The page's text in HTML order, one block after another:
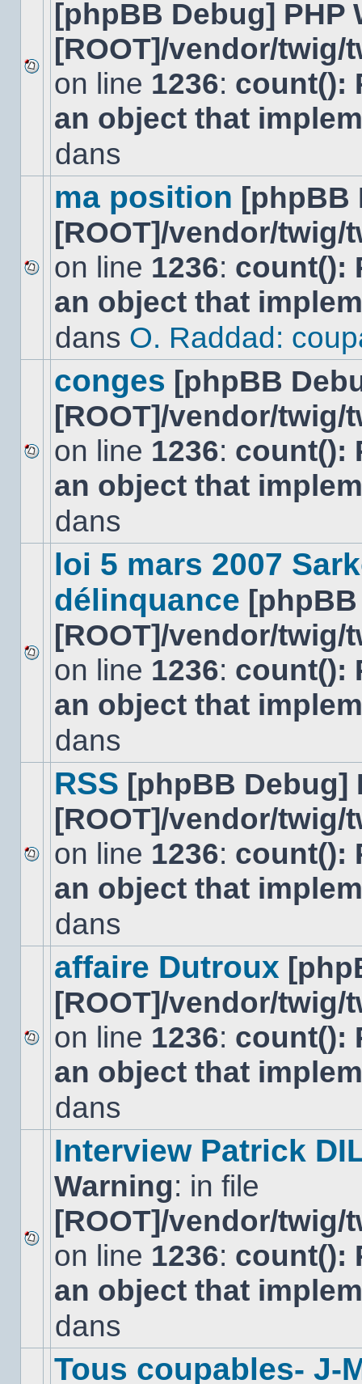
Aucun
nouveau
message
non-
dans
[phpBB Debug] PHP
[ROOT]/vendor/
on line 1236: count():
an object that
dans
Aucun
nouveau
message
sujet.
ma position [phpBB
[ROOT]/vendor/
on line 1236: count():
an object that
dans O. Raddad:
Aucun
nouveau
message
sujet.
conges [phpBB
[ROOT]/vendor/
on line 1236: count():
an object that
dans
Aucun
nouveau
message
non-
dans
loi 5 mars 2007
délinquance
[ROOT]/vendor/
on line 1236: count():
an object that
dans
Aucun
nouveau
message
sujet.
RSS [phpBB Debug]
[ROOT]/vendor/
on line 1236: count():
an object that
dans
Aucun
nouveau
message
sujet.
affaire Dutroux
[ROOT]/vendor/
on line 1236: count():
an object that
dans
Aucun
nouveau
message
non-
dans
Interview Patrick
Warning: in file
[ROOT]/vendor/
on line 1236: count():
an object that
dans
Tous coupables- J-